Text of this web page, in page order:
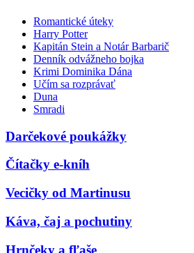
Romantické úteky
Harry Potter
Kapitán Stein a Notár Barbarič
Denník odvážneho bojka
Krimi Dominika Dána
Učím sa rozprávať
Duna
Smradi
Darčekové poukážky
Čítačky e-kníh
Vecičky od Martinusu
Káva, čaj a pochutiny
Hrnčeky a fľaše